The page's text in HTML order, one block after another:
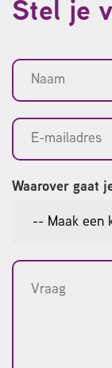
Stel je
Waarover gaat